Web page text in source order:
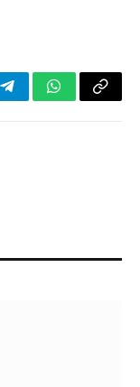
TelegramWhatsApp
Copy